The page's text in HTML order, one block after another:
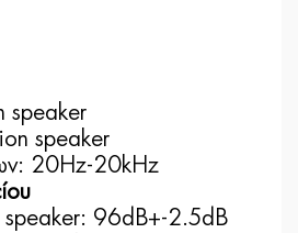
speaker
20Hz-20kHz
speaker: 96dB+-2.5dB